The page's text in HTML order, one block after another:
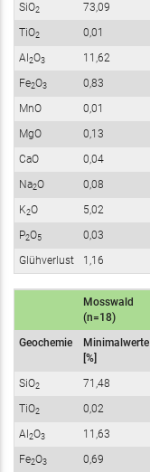
SiO2 73,09
TiO2 0,01
Al 2O3 11,62
Fe2O3 0,83
MnO
0,01
MgO
0,13
CaO
0,04
Na2O 0,08
K2O 5,02
P2O5 0,03
Glühverlust
1,16
Mosswald
(n=18)
Geochemie
Minimalwerte
[%]
SiO2 71,48
TiO2 0,02
Al2O3 11,63
Fe2O3 0,69